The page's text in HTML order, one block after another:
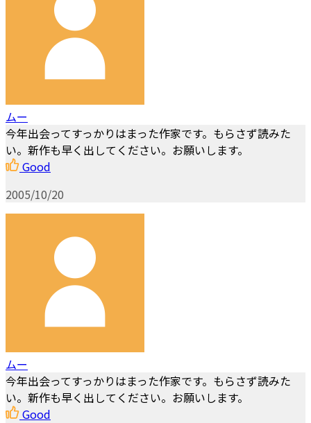
ムー
今年出会ってすっかりはまった作家です。もらさず読みた
い。新作も早く出してください。お願いします。
Good
2005/10/20
ムー
今年出会ってすっかりはまった作家です。もらさず読みた
い。新作も早く出してください。お願いします。
Good